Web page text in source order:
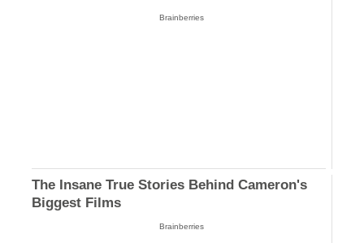
Brainberries
The Insane True Stories Behind Cameron's
Biggest Films
Brainberries